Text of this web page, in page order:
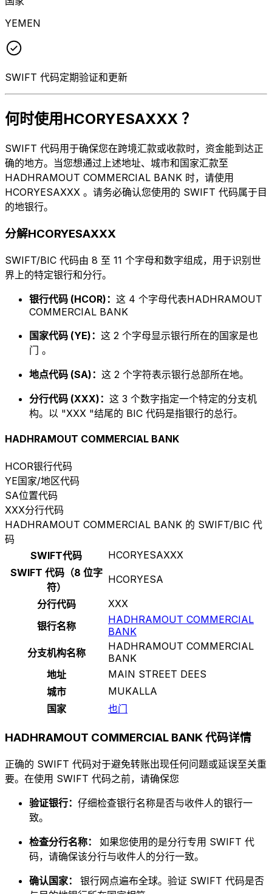
YEMEN
SWIFT 代码定期验证和更新
何时使用HCORYESAXXX ？
SWIFT 代码用于确保您在跨境汇款或收款时，资金能到达正
确的地方。当您想通过上述地址、城市和国家汇款至
HADHRAMOUT COMMERCIAL BANK 时，请使用
HCORYESAXXX 。请务必确认您使用的 SWIFT 代码属于目
的地银行。
分解HCORYESAXXX
SWIFT/BIC 代码由 8 至 11 个字母和数字组成，用于识别世
界上的特定银行和分行。
银行代码 (HCOR)： 这 4 个字母代表HADHRAMOUT
COMMERCIAL BANK
国家代码 (YE)： 这 2 个字母显示银行所在的国家是也
门 。
地点代码 (SA)： 这 2 个字符表示银行总部所在地。
分行代码 (XXX)： 这 3 个数字指定一个特定的分支机
构。以 "XXX "结尾的 BIC 代码是指银行的总行。
HADHRAMOUT COMMERCIAL BANK
HCOR银行代码
YE国家/地区代码
SA位置代码
XXX分行代码
HADHRAMOUT COMMERCIAL BANK 的 SWIFT/BIC 代
码
SWIFT代码
HCORYESAXXX
SWIFT 代码（8 位字
符）
HCORYESA
分行代码
XXX
银行名称
HADHRAMOUT COMMERCIAL
BANK
分支机构名称
HADHRAMOUT COMMERCIAL
BANK
地址
MAIN STREET DEES
城市
MUKALLA
国家
也门
HADHRAMOUT COMMERCIAL BANK 代码详情
正确的 SWIFT 代码对于避免转账出现任何问题或延误至关重
要。在使用 SWIFT 代码之前，请确保您
验证银行： 仔细检查银行名称是否与收件人的银行一
致。
检查分行名称： 如果您使用的是分行专用 SWIFT 代
码，请确保该分行与收件人的分行一致。
确认国家： 银行网点遍布全球。验证 SWIFT 代码是否